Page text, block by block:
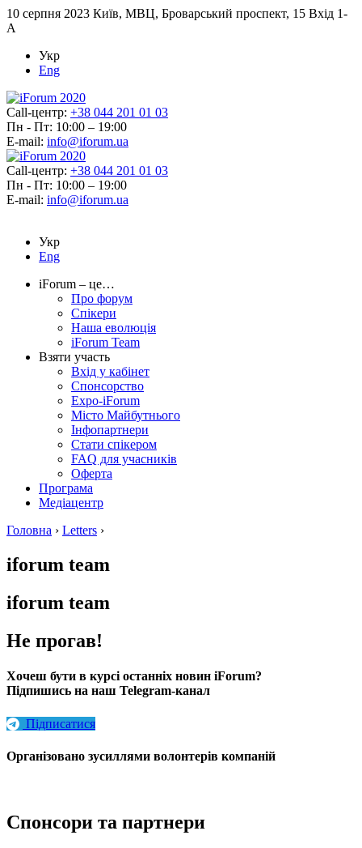
10 серпня 2023 Київ, МВЦ, Броварський проспект, 15 Вхід 1-
А
Укр
Eng
Call-центр: +38 044 201 01 03
Пн - Пт: 10:00 – 19:00
E-mail: info@iforum.ua
Call-центр: +38 044 201 01 03
Пн - Пт: 10:00 – 19:00
E-mail: info@iforum.ua
Укр
Eng
iForum – це…
Про форум
Спікери
Наша еволюція
iForum Team
Взяти участь
Вхід у кабінет
Спонсорство
Expo-iForum
Місто Майбутнього
Інфопартнери
Стати спікером
FAQ для учасників
Оферта
Програма
Медіацентр
Головна › Letters ›
iforum team
iforum team
Не прогав!
Хочеш бути в курсі останніх новин iForum?
Підпишись на наш Telegram-канал
Підписатися
Організовано зусиллями волонтерів компаній
Спонсори та партнери